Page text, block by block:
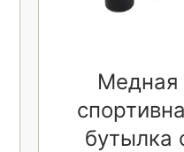
Медная
бутылка